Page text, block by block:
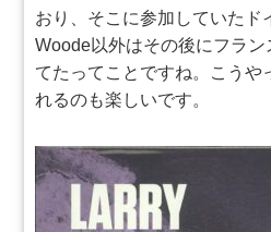
おり、そこに参加していたド
Woode以外はその後にフラ
てたってことですね。こうや
れるのも楽しいです。